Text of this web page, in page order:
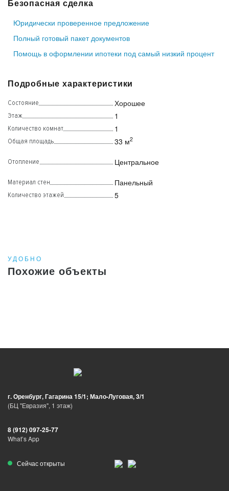
Безопасная сделка
Юридически проверенное предложение
Полный готовый пакет документов
Помощь в оформлении ипотеки под самый низкий процент
Подробные характеристики
Состояние Хорошее
Этаж 1
Количество комнат 1
Общая площадь 33 м2
Отопление Центральное
Материал стен Панельный
Количество этажей 5
УДОБНО
Похожие объекты
г. Оренбург, Гагарина 15/1; Мало-Луговая, 3/1
(БЦ "Евразия", 1 этаж)
8 (912) 097-25-77
What’s App
Сейчас открыты